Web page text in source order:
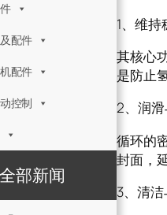
配件
配件
控制
全部新闻
1、维持
其核心
是防止
2、润滑
循环的
封面，
3、清洁